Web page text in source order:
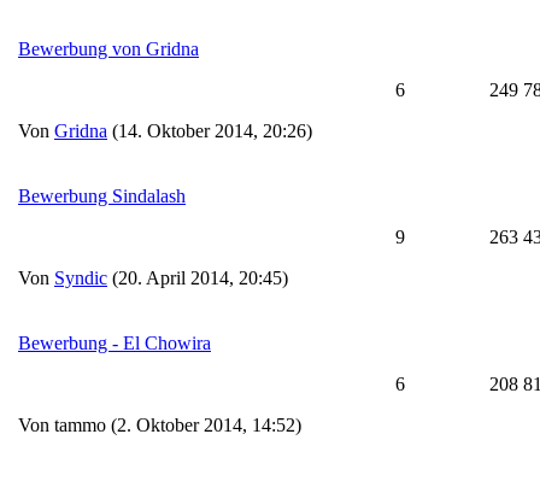
Bewerbung von Gridna
Von Gridna (14. Oktober 2014, 20:26)
6 249
Bewerbung Sindalash
Von Syndic (20. April 2014, 20:45)
9 263
Bewerbung - El Chowira
Von tammo (2. Oktober 2014, 14:52)
6 208